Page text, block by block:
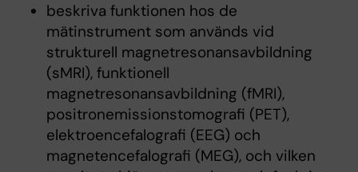
beskriva funktionen hos de
mätinstrument som används vid
strukturell magnetresonansavbildning
(sMRI), funktionell
magnetresonansavbildning (fMRI),
positronemissionstomografi (PET),
elektroencefalografi (EEG) och
magnetencefalografi (MEG), och vilken